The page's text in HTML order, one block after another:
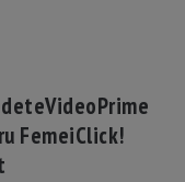
VideoPrime
FemeiClick!